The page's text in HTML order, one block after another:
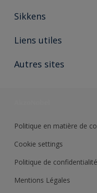
Sikkens
A propos de Sikkens
Liens utiles
Ouvrir un magasin PASS
Autres sites
Politique en matière de
Cookie settings
Politique de confidentialité
Mentions Légales